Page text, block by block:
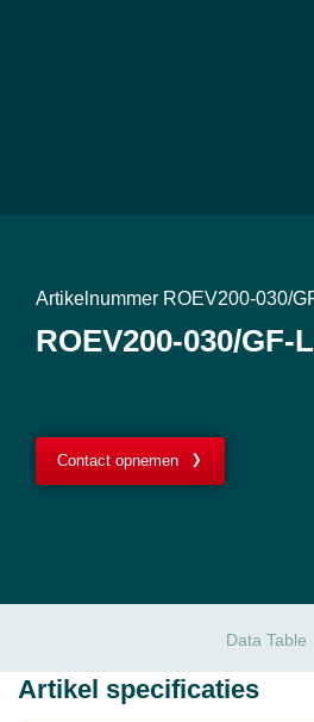
Artikelnummer ROEV200-030/
ROEV200-030/GF-
Contact opnemen
Data Table
Artikel specificaties